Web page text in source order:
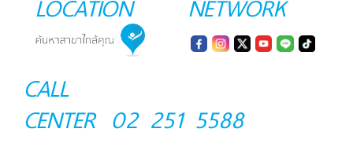
CALL
CENTER 02 251 5588